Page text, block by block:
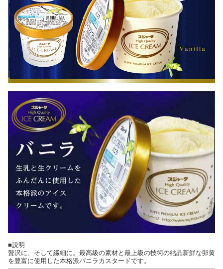
■説明
贅沢に、そして繊細に。最高級の素材と最上級の技術の結晶新鮮な卵黄
を豊富に使用した本格派バニラカスタードです。